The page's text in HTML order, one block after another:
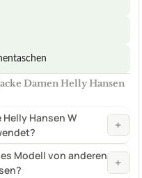
Damen Helly Hansen
Hansen W
+
Modell von anderen
+